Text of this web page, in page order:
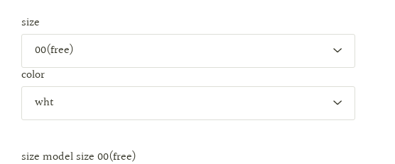
size
color
size model size 00(free)